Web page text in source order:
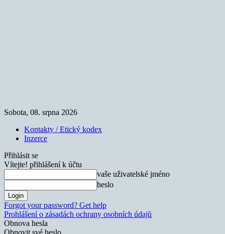
Sobota, 08. srpna 2026
Kontakty / Etický kodex
Inzerce
Přihlásit se
Vítejte! přihlášení k účtu
vaše uživatelské jméno
heslo
Forgot your password? Get help
Prohlášení o zásadách ochrany osobních údajů
Obnova hesla
Obnovit své heslo